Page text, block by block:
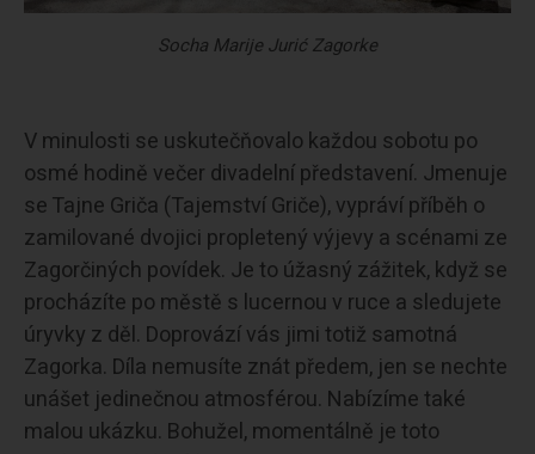
Socha Marije Jurić Zagorke
V minulosti se uskutečňovalo každou sobotu po
osmé hodině večer divadelní představení. Jmenuje
se Tajne Griča (Tajemství Griče), vypráví příběh o
zamilované dvojici propletený výjevy a scénami ze
Zagorčiných povídek. Je to úžasný zážitek, když se
procházíte po městě s lucernou v ruce a sledujete
úryvky z děl. Doprovází vás jimi totiž samotná
Zagorka. Díla nemusíte znát předem, jen se nechte
unášet jedinečnou atmosférou. Nabízíme také
malou ukázku. Bohužel, momentálně je toto